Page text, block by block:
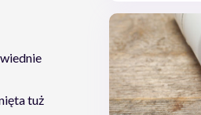
tuż
metodą dla
ciąży nie będzie